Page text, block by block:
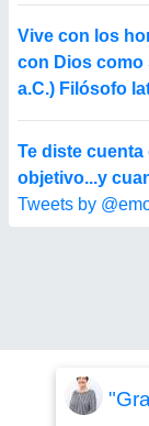
Vive con los
con Dios como
a.C.) Filósofo
Te diste
objetivo...y
Tweets by